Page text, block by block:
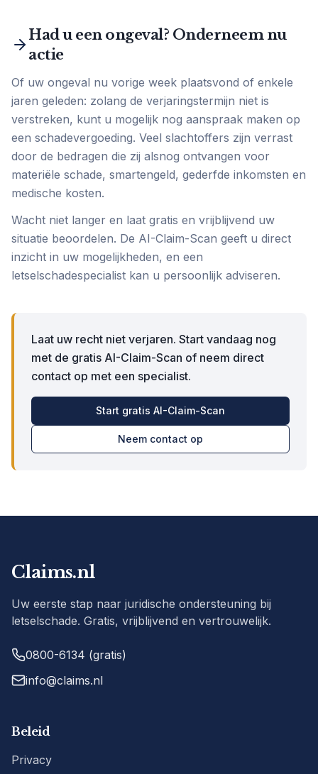
Had u een ongeval? Onderneem nu
actie
Of uw ongeval nu vorige week plaatsvond of enkele
jaren geleden: zolang de verjaringstermijn niet is
verstreken, kunt u mogelijk nog aanspraak maken op
een schadevergoeding. Veel slachtoffers zijn verrast
door de bedragen die zij alsnog ontvangen voor
materiële schade, smartengeld, gederfde inkomsten en
medische kosten.
Wacht niet langer en laat gratis en vrijblijvend uw
situatie beoordelen. De AI-Claim-Scan geeft u direct
inzicht in uw mogelijkheden, en een
letselschadespecialist kan u persoonlijk adviseren.
Laat uw recht niet verjaren. Start vandaag nog
met de gratis AI-Claim-Scan of neem direct
contact op met een specialist.
Start gratis AI-Claim-Scan
Neem contact op
Claims.nl
Uw eerste stap naar juridische ondersteuning bij
letselschade. Gratis, vrijblijvend en vertrouwelijk.
0800-6134 (gratis)
info@claims.nl
Beleid
Privacy